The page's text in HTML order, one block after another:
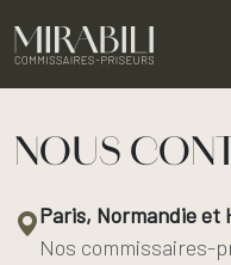
NOUS
Paris, Normandie
Nos commissaires-